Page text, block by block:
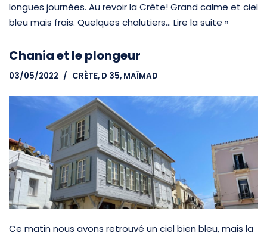
longues journées. Au revoir la Crète! Grand calme et ciel
bleu mais frais. Quelques chalutiers… Lire la suite »
Chania et le plongeur
03/05/2022 CRÈTE, D 35, MAÏMAD
Ce matin nous avons retrouvé un ciel bien bleu, mais la